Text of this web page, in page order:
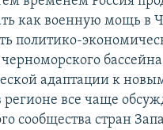
как военную мощь в
политико-
адаптации к
регионе все чаще
сообщества стран